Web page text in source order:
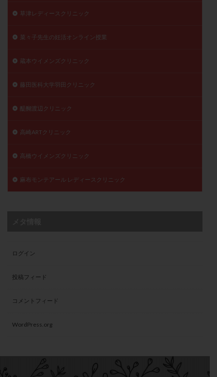
草津レディースクリニック
菜々子先生の妊活オンライン授業
蔵本ウイメンズクリニック
藤田医科大学羽田クリニック
醍醐渡辺クリニック
高崎ARTクリニック
高橋ウイメンズクリニック
麻布モンテアール レディースクリニック
ログイン
投稿フィード
コメントフィード
WordPress.org